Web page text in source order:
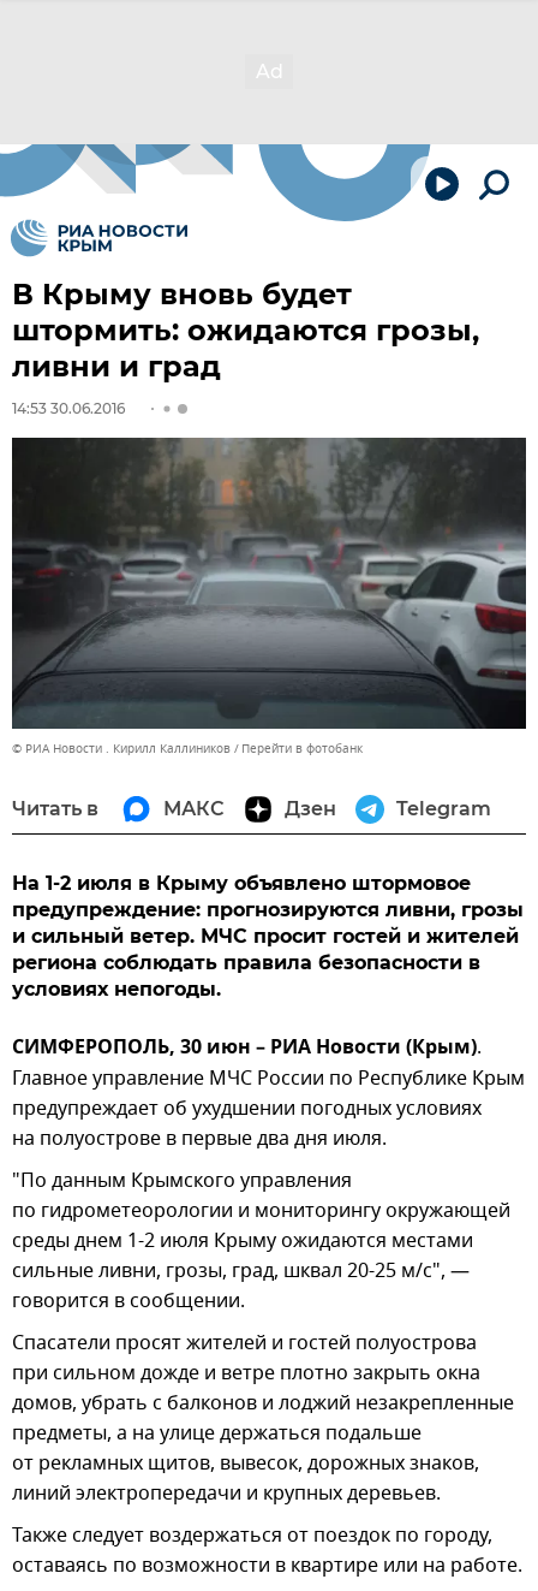
В Крыму вновь будет
штормить: ожидаются грозы,
ливни и град
14:53 30.06.2016
© РИА Новости . Кирилл Каллиников Перейти в фотобанк
Читать в МАКС Дзен Telegram
На 1-2 июля в Крыму объявлено штормовое
предупреждение: прогнозируются ливни, грозы
и сильный ветер. МЧС просит гостей и жителей
региона соблюдать правила безопасности в
условиях непогоды.
СИМФЕРОПОЛЬ, 30 июн – РИА Новости (Крым).
Главное управление МЧС России по Республике Крым
предупреждает об ухудшении погодных условиях
на полуострове в первые два дня июля.
"По данным Крымского управления
по гидрометеорологии и мониторингу окружающей
среды днем 1-2 июля Крыму ожидаются местами
сильные ливни, грозы, град, шквал 20-25 м/с", —
говорится в сообщении.
Спасатели просят жителей и гостей полуострова
при сильном дожде и ветре плотно закрыть окна
домов, убрать с балконов и лоджий незакрепленные
предметы, а на улице держаться подальше
от рекламных щитов, вывесок, дорожных знаков,
линий электропередачи и крупных деревьев.
Также следует воздержаться от поездок по городу,
оставаясь по возможности в квартире или на работе.